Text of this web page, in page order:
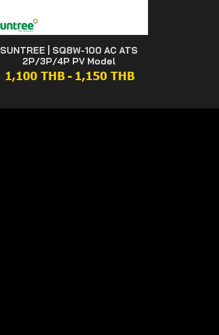
SUNTREE | SQ8W-100 AC ATS
2P/3P/4P PV Model
1,100 THB - 1,150 THB